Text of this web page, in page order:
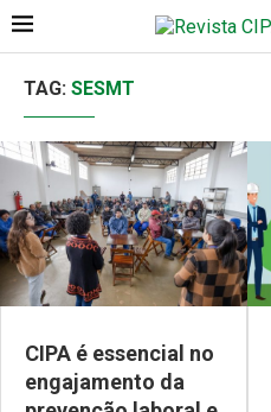
TAG: SESMT
CIPA é essencial no
engajamento da